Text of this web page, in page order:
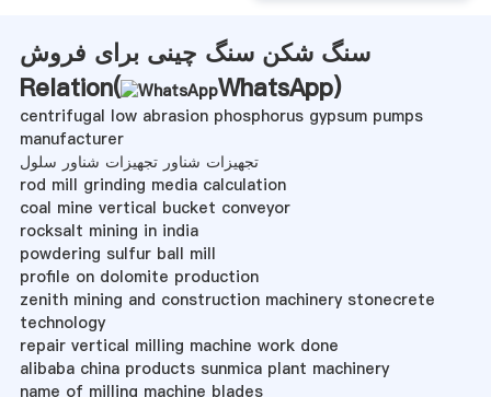
سنگ شکن سنگ چینی برای فروش
Relation(
WhatsApp)
centrifugal low abrasion phosphorus gypsum pumps
manufacturer
تجهیزات شناور تجهیزات شناور سلول
rod mill grinding media calculation
coal mine vertical bucket conveyor
rocksalt mining in india
powdering sulfur ball mill
profile on dolomite production
zenith mining and construction machinery stonecrete
technology
repair vertical milling machine work done
alibaba china products sunmica plant machinery
name of milling machine blades